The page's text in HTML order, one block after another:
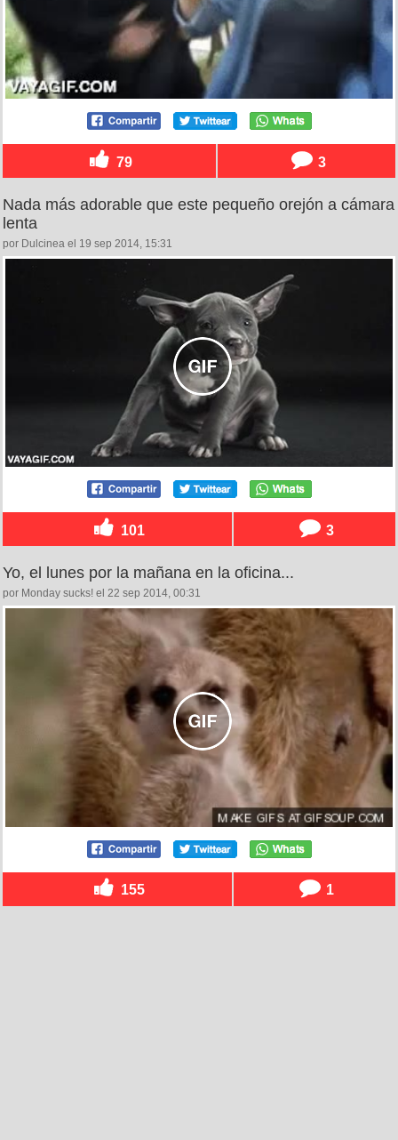
79 3
Nada más adorable que este pequeño orejón a cámara
lenta
por Dulcinea el 19 sep 2014, 15:31
101 3
Yo, el lunes por la mañana en la oficina...
por Monday sucks! el 22 sep 2014, 00:31
155 1